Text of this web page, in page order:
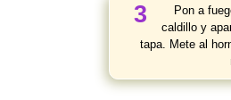
3
Pon a
caldillo y
tapa. Mete al